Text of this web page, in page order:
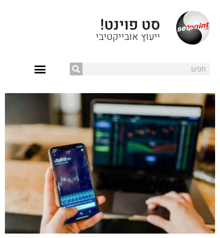
סט פוינט!
ייעוץ אובייקטיבי